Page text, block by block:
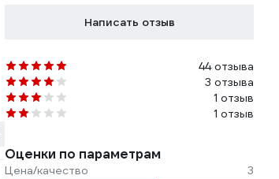
Написать отзыв
44 отзыва
3 отзыва
1 отзыв
1 отзыв
Оценки по параметрам
Цена/качество
3